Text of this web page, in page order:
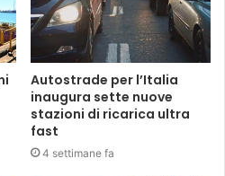
Autostrade per l’Italia
inaugura sette nuove
stazioni di ricarica ultra
fast
4 settimane fa